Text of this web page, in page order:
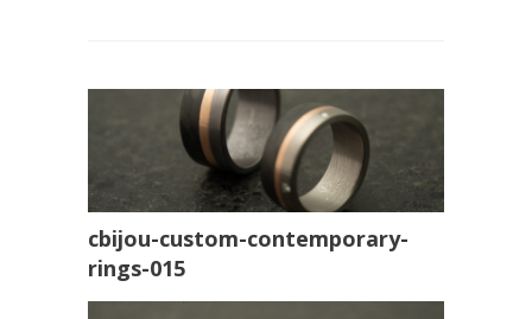
cbijou-custom-contemporary-
rings-015